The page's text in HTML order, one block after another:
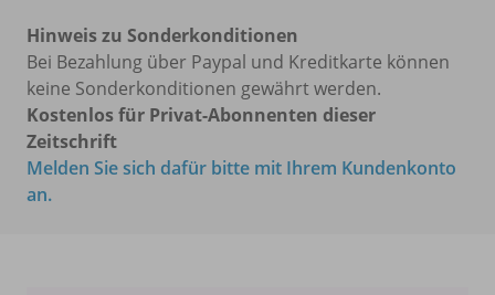
Hinweis zu Sonderkonditionen
Bei Bezahlung über Paypal und Kreditkarte können
keine Sonderkonditionen gewährt werden.
Kostenlos für Privat-Abonnenten dieser
Zeitschrift
Melden Sie sich dafür bitte mit Ihrem Kundenkonto
an.